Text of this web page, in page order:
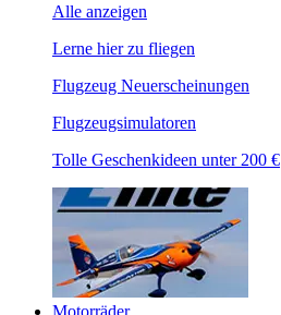
Alle anzeigen
Lerne hier zu fliegen
Flugzeug Neuerscheinungen
Flugzeugsimulatoren
Tolle Geschenkideen unter 200 €
Motorräder